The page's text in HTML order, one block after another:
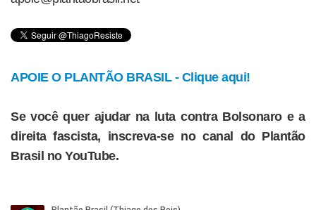
APOIE O PLANTÃO BRASIL - Clique aqui!
Se você quer ajudar na luta contra Bolsonaro e a
direita fascista, inscreva-se no canal do Plantão
Brasil no YouTube.